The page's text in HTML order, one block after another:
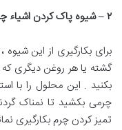
۲–شیوه پاک کردن اشیاء
برای بکارگیری از این
گشته یا هر روغن‌ دیگری
بکنید . این محلول‌ را با
چرمی بکشید تا نمناک
تمیز کردن چرم‌ بکارگیری